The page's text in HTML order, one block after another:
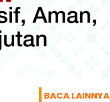
BACA LAINNYA